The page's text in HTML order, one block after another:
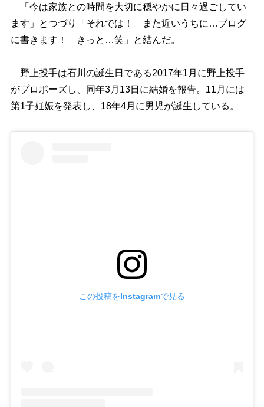
「今は家族との時間を大切に穏やかに日々過ごしてい
ます」とつづり「それでは！ また近いうちに…ブログ
に書きます！ きっと…笑」と結んだ。
野上投手は石川の誕生日である2017年1月に野上投手
がプロポーズし、同年3月13日に結婚を報告。11月には
第1子妊娠を発表し、18年4月に男児が誕生している。
この投稿をInstagramで見る